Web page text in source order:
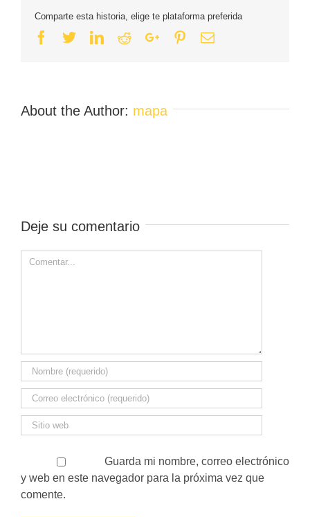
Comparte esta historia, elige te plataforma preferida
Facebook
TwitterLinkedin
RedditGoogle+Pinterest
Email
About the Author: mapa
Deje su comentario
Comment
Guarda mi nombre, correo electrónico
y web en este navegador para la próxima vez que
comente.